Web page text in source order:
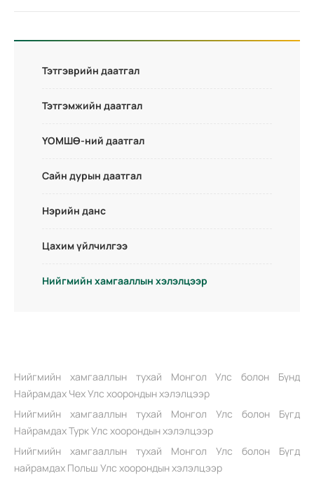
Тэтгэврийн даатгал
Тэтгэмжийн даатгал
ҮОМШӨ-ний даатгал
Сайн дурын даатгал
Нэрийн данс
Цахим үйлчилгээ
Нийгмийн хамгааллын хэлэлцээр
Нийгмийн хамгааллын тухай Монгол Улс болон Бүнд
Найрамдах Чех Улс хоорондын хэлэлцээр
Нийгмийн хамгааллын тухай Монгол Улс болон Бүгд
Найрамдах Турк Улс хоорондын хэлэлцээр
Нийгмийн хамгааллын тухай Монгол Улс болон Бүгд
найрамдах Польш Улс хоорондын хэлэлцээр